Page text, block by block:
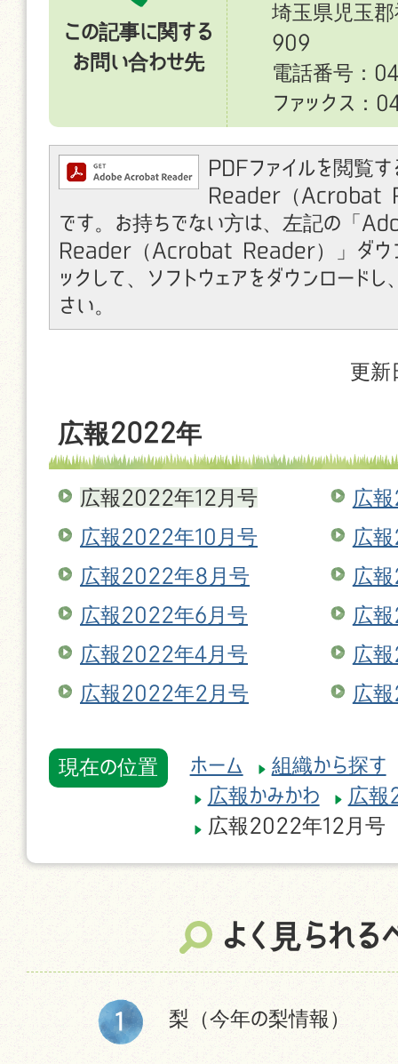
この記事に関する
お問い合わせ先
埼玉県児玉
909
電話番号：
ファックス：
PDFファイルを閲覧
Reader（Acrobat
です。お持ちでない方は、左記の「
Reader（Acrobat Reader）」ダウン
ックして、ソフトウェアをダウンロードし
さい。
更新
広報2022年
広報2022年12月号
広
広報2022年10月号
広
広報2022年8月号
広
広報2022年6月号
広
広報2022年4月号
広
広報2022年2月号
広
現在の位置 ホーム
組織から探す
広報かみかわ
広報
広報2022年12月号
よく見られる
梨（今年の梨情報）